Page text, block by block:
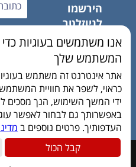
הירשמו
לניוזלטר
שלנו
היה הראשון
לדעת מתי
למה וכמה
שולחים
כל הזכויות שמורות © "דפוס 4
אנו משתמשים בעוגיות
המשתמש שלך
אתר אינטרנט זה משתמש
כראוי, לשפר את חוויית
ידי המשך השימוש, הנך מסכים
באפשרותך גם לבחור לאפשר
העדפותיך. פרטים נוספים ב
קבל הכול